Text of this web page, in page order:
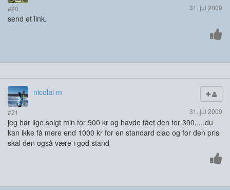
#20 31. jul 2009
send et link.
nicolai m
#21 31. jul 2009
jeg har lige solgt min for 900 kr og havde fået den for 300.....du
kan ikke få mere end 1000 kr for en standard ciao og for den pris
skal den også være i god stand